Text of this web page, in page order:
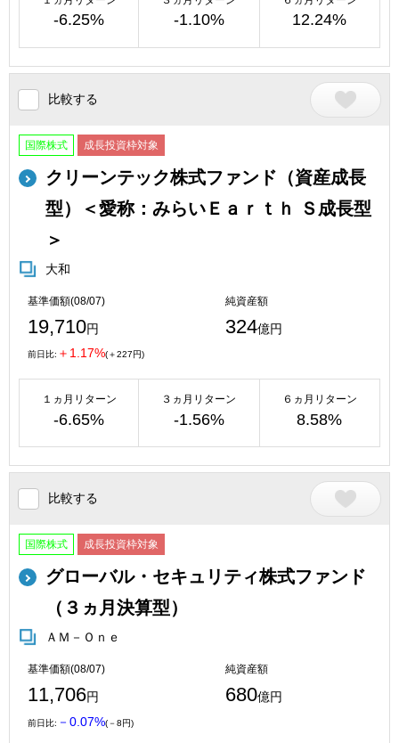
-6.25% -1.10% 12.24%
比較する
国際株式 成長投資枠対象
クリーンテック株式ファンド（資産成長
型）＜愛称：みらいＥａｒｔｈ Ｓ成長型
＞
大和
基準価額(08/07)
19,710円
純資産額
324億円
前日比: ＋1.17%(＋227円)
１ヵ月リターン
-6.65%
３ヵ月リターン
-1.56%
６ヵ月リターン
8.58%
比較する
国際株式 成長投資枠対象
グローバル・セキュリティ株式ファンド
（３ヵ月決算型）
ＡＭ－Ｏｎｅ
基準価額(08/07)
11,706円
純資産額
680億円
前日比: －0.07%(－8円)